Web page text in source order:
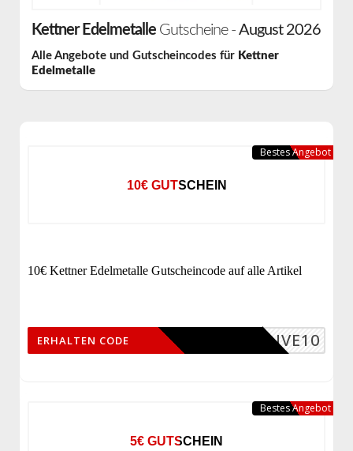
Kettner Edelmetalle Gutscheine - August 2026
Alle Angebote und Gutscheincodes für Kettner
Edelmetalle
10€ GUTSCHEIN
10€ Kettner Edelmetalle Gutscheincode auf alle Artikel
LIVE10
ERHALTEN CODE
Bestes Angebot
5€ GUTSCHEIN
Bestes Angebot